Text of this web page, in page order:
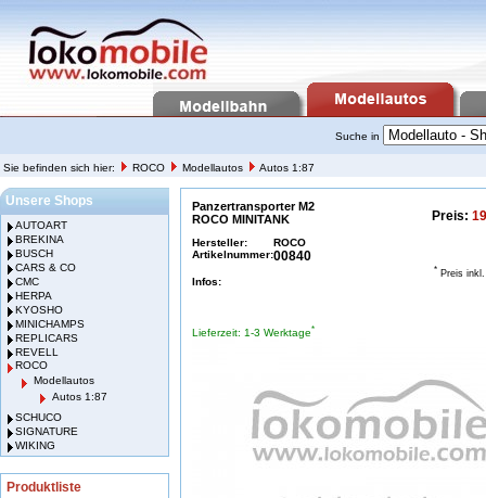
Suche in
Sie befinden sich hier: ROCO Modellautos Autos 1:87
Unsere Shops
AUTOART
BREKINA
BUSCH
CARS & CO
CMC
HERPA
KYOSHO
MINICHAMPS
REPLICARS
REVELL
ROCO
Modellautos
Autos 1:87
SCHUCO
SIGNATURE
WIKING
Produktliste
Panzertransporter M2
ROCO MINITANK
Hersteller:
ROCO
Artikelnummer:00840
Infos:
Lieferzeit: 1-3 Werktage*
Preis:
* Preis